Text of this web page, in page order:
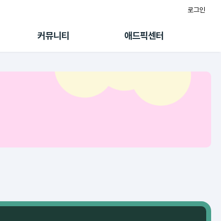
로그인
커뮤니티 애드픽센터
랭킹
초대보너스
수익 Live
멤버십 센터
마이도메인